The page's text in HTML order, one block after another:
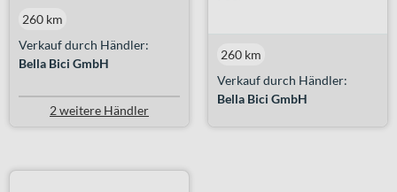
Verkauf durch Händler:
Bella Bici GmbH
260 km
2 weitere Händler
Verkauf durch Händler:
Bella Bici GmbH
260 km